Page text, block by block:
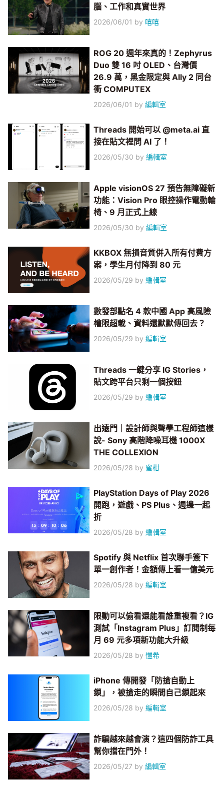
腦、工作和真實世界
2026/06/01 by 嘻嘻
ROG 20 週年來真的！Zephyrus
Duo 雙 16 吋 OLED、台灣價
26.9 萬，黑金限定與 Ally 2 同台
衝 COMPUTEX
2026/06/01 by編輯室
Threads 開始可以 @meta.ai 直
接在貼文裡問 AI 了！
2026/05/30 by編輯室
Apple visionOS 27 預告無障礙新
功能：Vision Pro 眼控操作電動輪
椅、9 月正式上線
2026/05/30 by編輯室
KKBOX 無損音質併入所有付費方
案，學生月付降到 80 元
2026/05/29 by編輯室
數發部點名 4 款中國 App 高風險
權限超載、資料還默默傳回去？
2026/05/29 by編輯室
Threads 一鍵分享 IG Stories，
貼文跨平台只剩一個按鈕
2026/05/29 by編輯室
出遠門｜設計師與聲學工程師這樣
說- Sony 高階降噪耳機 1000X
THE COLLEXION
2026/05/28 by 蜜柑
PlayStation Days of Play 2026
開跑，遊戲、PS Plus、週邊一起
折
2026/05/28 by編輯室
Spotify 與 Netflix 首次聯手簽下
單一創作者！金額傳上看一億美元
2026/05/28 by編輯室
限動可以偷看還能看誰重複看？IG
測試「Instagram Plus」訂閱制每
月 69 元多項新功能大升級
2026/05/28 by愷希
iPhone 傳開發「防搶自動上
鎖」，被搶走的瞬間自己鎖起來
2026/05/28 by編輯室
詐騙越來越會演？這四個防詐工具
幫你擋在門外！
2026/05/27 by編輯室